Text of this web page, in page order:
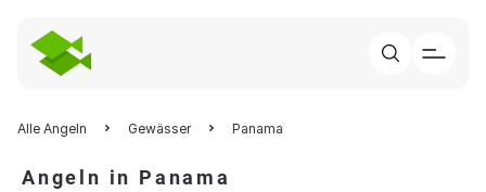
Alle Angeln Gewässer Panama
Angeln in Panama